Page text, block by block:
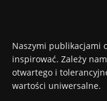
Naszymi publikacjami
inspirować. Zależy
otwartego i
wartości uniwersalne.